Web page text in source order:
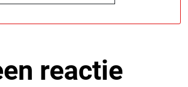
reactie